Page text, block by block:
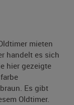
mieten
handelt es sich
hier gezeigte
Es gibt
Oldtimer.